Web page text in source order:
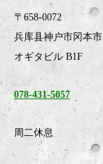
〒658-0072
兵库县神户市冈本市
オギタビル B1F
078-431-5057
周二休息